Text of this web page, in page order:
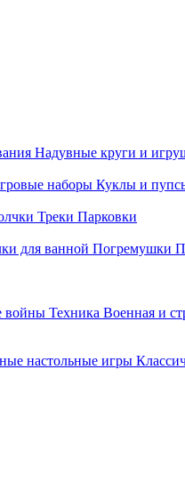
Надувные круги и
наборы Куклы и
Треки Парковки
для ванной Погремушки
войны Техника Военная и
настольные игры